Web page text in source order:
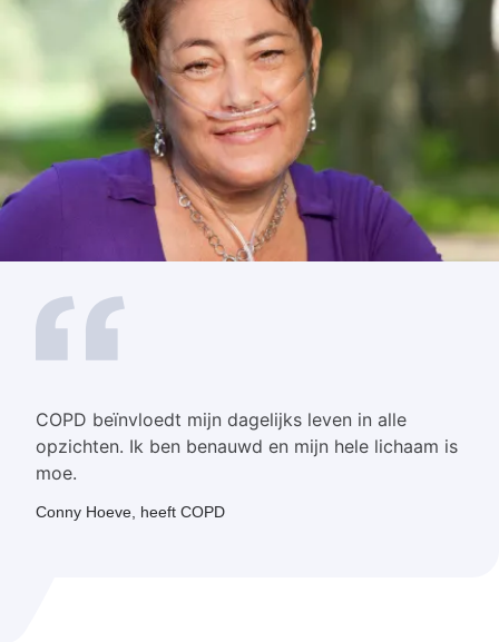
COPD beïnvloedt mijn dagelijks leven in alle
opzichten. Ik ben benauwd en mijn hele lichaam is
moe.
Conny Hoeve, heeft COPD